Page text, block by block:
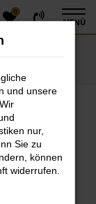
0
MENÜ
und unsere
nur,
Sie zu
können
widerrufen.